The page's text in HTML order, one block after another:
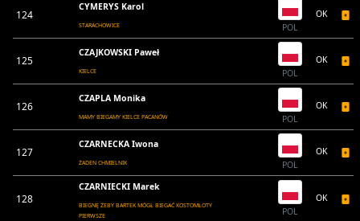
124
CYMERYS Karol
STARACHOWICE POL
OK
125
CZAJKOWSKI Paweł
KIELCE POL
OK
126
CZAPLA Monika
MAMY BIEGAMY KIELCE PACANÓW POL
OK
127
CZARNECKA Iwona
ŻADEN CHMIELNIK POL
OK
128
CZARNIECKI Marek
BIEGNĘ ŻEBY BARTEK MÓGŁ BIEGAĆ KOSTOMŁOTY
PIERWSZE
POL
OK